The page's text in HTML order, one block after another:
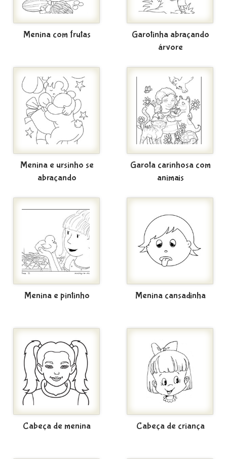
Menina com frutas
Garotinha abraçando
árvore
Menina e ursinho se
abraçando
Garota carinhosa com
animais
Menina e pintinho Menina cansadinha
Cabeça de menina Cabeça de criança